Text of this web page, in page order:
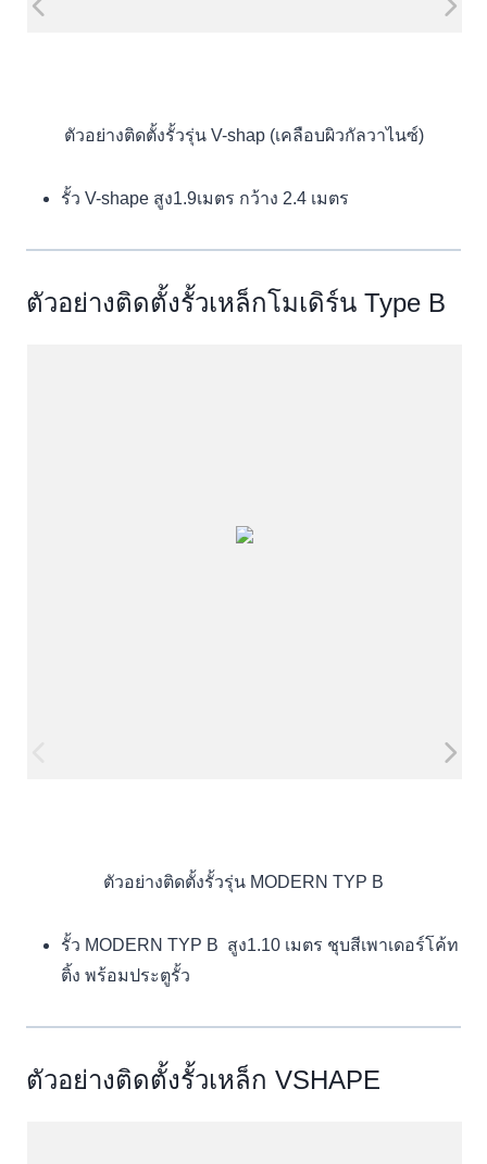
ตัวอย่างติดตั้งรั้วรุ่น V-shap (เคลือบผิวกัลวาไนซ์)
รั้ว V-shape สูง1.9เมตร กว้าง 2.4 เมตร
ตัวอย่างติดตั้งรั้วเหล็กโมเดิร์น Type B
ตัวอย่างติดตั้งรั้วรุ่น MODERN TYP B
รั้ว MODERN TYP B สูง1.10 เมตร ชุบสีเพาเดอร์โค้ท
ติ้ง พร้อมประตูรั้ว
ตัวอย่างติดตั้งรั้วเหล็ก VSHAPE